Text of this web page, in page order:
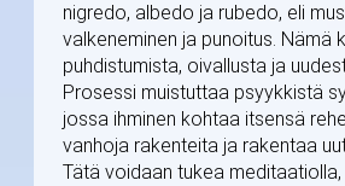
nigredo, albedo ja rubedo, eli
valkeneminen ja punoitus. Nämä
puhdistumista, oivallusta ja
Prosessi muistuttaa psyykkistä
jossa ihminen kohtaa itsensä
vanhoja rakenteita ja rakentaa
Tätä voidaan tukea meditaatiolla,